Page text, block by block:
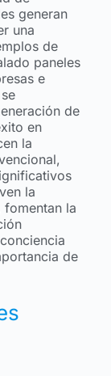
generan
una
de
paneles
e
de
en
la
la
fomentan la
de